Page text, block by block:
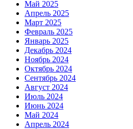
Май 2025
Апрель 2025
Март 2025
Февраль 2025
Январь 2025
Декабрь 2024
Ноябрь 2024
Октябрь 2024
Сентябрь 2024
Август 2024
Июль 2024
Июнь 2024
Май 2024
Апрель 2024